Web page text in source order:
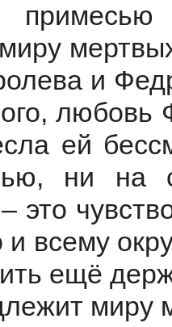
и
любовь
ей
ни на
это
и всему
ещё
миру